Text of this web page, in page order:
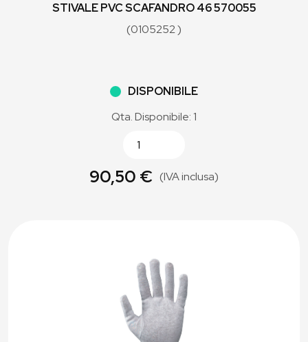
STIVALE PVC SCAFANDRO 46 570055
(0105252 )
DISPONIBILE
Qta. Disponibile: 1
90,50 € (IVA inclusa)